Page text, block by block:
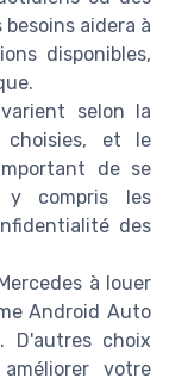
aidera à
disponibles,
selon la
choisies, et le
de se
y compris les
des
à louer
Android Auto
D'autres choix
votre